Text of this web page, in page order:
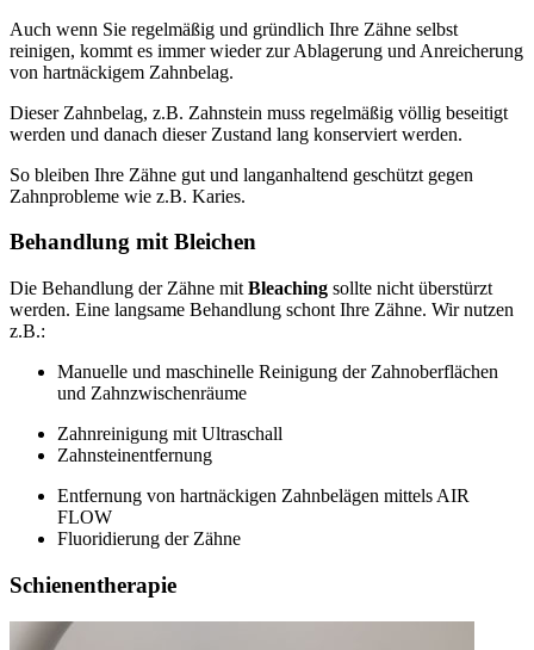
Auch wenn Sie regelmäßig und gründlich Ihre Zähne selbst
reinigen, kommt es immer wieder zur Ablagerung und Anreicherung
von hartnäckigem Zahnbelag.
Dieser Zahnbelag, z.B. Zahnstein muss regelmäßig völlig beseitigt
werden und danach dieser Zustand lang konserviert werden.
So bleiben Ihre Zähne gut und langanhaltend geschützt gegen
Zahnprobleme wie z.B. Karies.
Behandlung mit Bleichen
Die Behandlung der Zähne mit Bleaching sollte nicht überstürzt
werden. Eine langsame Behandlung schont Ihre Zähne. Wir nutzen
z.B.:
Manuelle und maschinelle Reinigung der Zahnoberflächen
und Zahnzwischenräume
Zahnreinigung mit Ultraschall
Zahnsteinentfernung
Entfernung von hartnäckigen Zahnbelägen mittels AIR
FLOW
Fluoridierung der Zähne
Schienentherapie